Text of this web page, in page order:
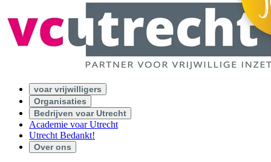
voar vrijwilligers
Organisaties
Bedrijven voar Utrecht
Academie voar Utrecht
Utrecht Bedankt!
Over ons